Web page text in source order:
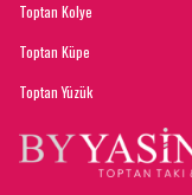
Toptan Kolye
Toptan Küpe
Toptan Yüzük